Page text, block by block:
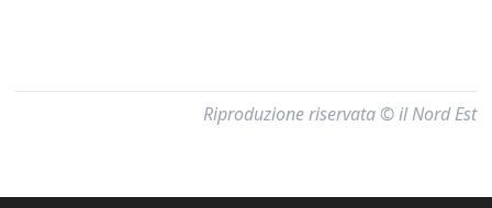
Riproduzione riservata © il Nord Est